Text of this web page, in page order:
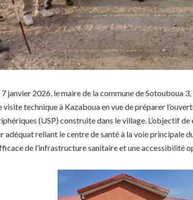
janvier 2026, le maire de la commune de Sotouboua
visite technique à Kazaboua en vue de préparer
(USP) construite dans le village. L’objectif
adéquat reliant le centre de santé à la voie principale
de l’infrastructure sanitaire et une accessibilité